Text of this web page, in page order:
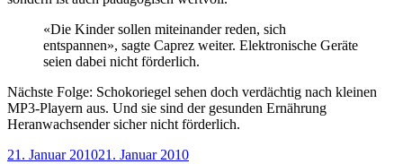
«Die Kinder sollen miteinander reden, sich
entspannen», sagte Caprez weiter. Elektronische Geräte
seien dabei nicht förderlich.
Nächste Folge: Schokoriegel sehen doch verdächtig nach kleinen
MP3-Playern aus. Und sie sind der gesunden Ernährung
Heranwachsender sicher nicht förderlich.
Veröffentlicht
21. Januar 201021. Januar 2010